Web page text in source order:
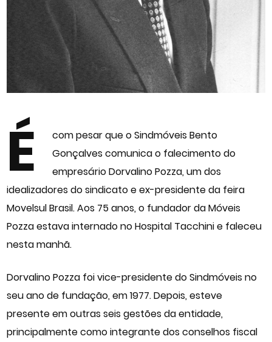
É
com pesar que o Sindmóveis Bento
Gonçalves comunica o falecimento do
empresário Dorvalino Pozza, um dos
idealizadores do sindicato e ex-presidente da feira
Movelsul Brasil. Aos 75 anos, o fundador da Móveis
Pozza estava internado no Hospital Tacchini e faleceu
nesta manhã.
Dorvalino Pozza foi vice-presidente do Sindmóveis no
seu ano de fundação, em 1977. Depois, esteve
presente em outras seis gestões da entidade,
principalmente como integrante dos conselhos fiscal